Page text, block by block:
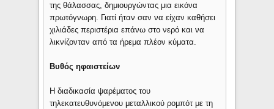
της θάλασσας, δημιουργώντας μια εικόνα
πρωτόγνωρη. Γιατί ήταν σαν να είχαν καθήσει
χιλιάδες περιστέρια επάνω στο νερό και να
λικνίζονταν από τα ήρεμα πλέον κύματα.
Βυθός ηφαιστείων
Η διαδικασία ψαρέματος του
τηλεκατευθυνόμενου μεταλλικού ρομπότ με τη